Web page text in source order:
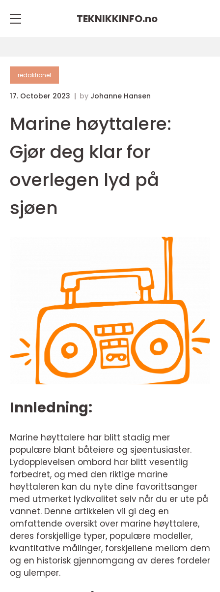
TEKNIKKINFO.no
redaktionel
17. October 2023 by Johanne Hansen
Marine høyttalere:
Gjør deg klar for
overlegen lyd på
sjøen
Innledning:
Marine høyttalere har blitt stadig mer
populære blant båteiere og sjøentusiaster.
Lydopplevelsen ombord har blitt vesentlig
forbedret, og med den riktige marine
høyttaleren kan du nyte dine favorittsanger
med utmerket lydkvalitet selv når du er ute på
vannet. Denne artikkelen vil gi deg en
omfattende oversikt over marine høyttalere,
deres forskjellige typer, populære modeller,
kvantitative målinger, forskjellene mellom dem
og en historisk gjennomgang av deres fordeler
og ulemper.